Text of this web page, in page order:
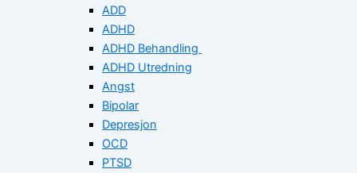
ADD
ADHD
ADHD Behandling
ADHD Utredning
Angst
Bipolar
Depresjon
OCD
PTSD